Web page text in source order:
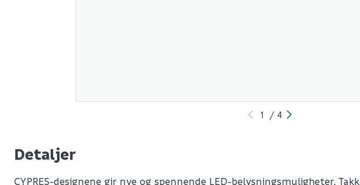
1 / 4
Detaljer
CYPRES-designene gir nye og spennende LED-belysningsmuligheter.